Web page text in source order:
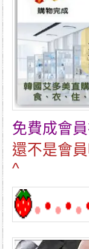
免費成會
還不是會
^